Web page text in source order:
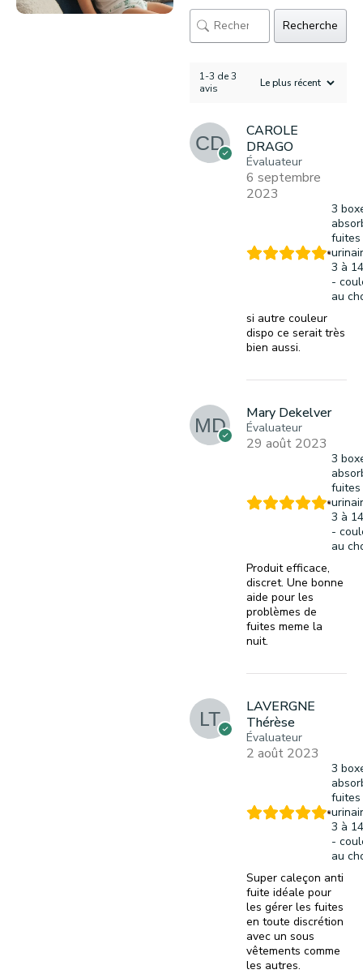
Recherche
1-3 de 3
avis
CAROLE
DRAGO
Évaluateur
6 septembre
2023
3
fuites
3 à
-
au
si autre couleur
dispo ce serait très
bien aussi.
Mary Dekelver
Évaluateur
29 août 2023
3
fuites
3 à
-
au
Produit efficace,
discret. Une bonne
aide pour les
problèmes de
fuites meme la
nuit.
LAVERGNE
Thérèse
Évaluateur
2 août 2023
3
fuites
3 à
-
au
Super caleçon anti
fuite idéale pour
les gérer les fuites
en toute discrétion
avec un sous
vêtements comme
les autres.